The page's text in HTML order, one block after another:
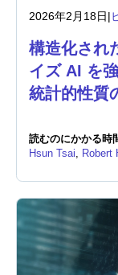
2026年2月18日|
構造化され
イズ AI を
統計的性質
読むのにかかる時
Hsun Tsai, Robert